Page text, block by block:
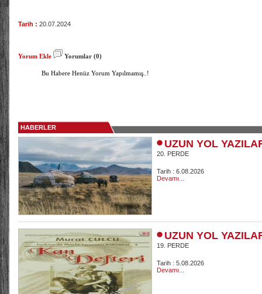
Tarih : 20.07.2024
Yorum Ekle Yorumlar (0)
Bu Habere Henüz Yorum Yapılmamış..!
HABERLER
UZUN YOL
20. PERDE
Tarih : 6.08.2026
Devamı...
UZUN YOL
19. PERDE
Tarih : 5.08.2026
Devamı...